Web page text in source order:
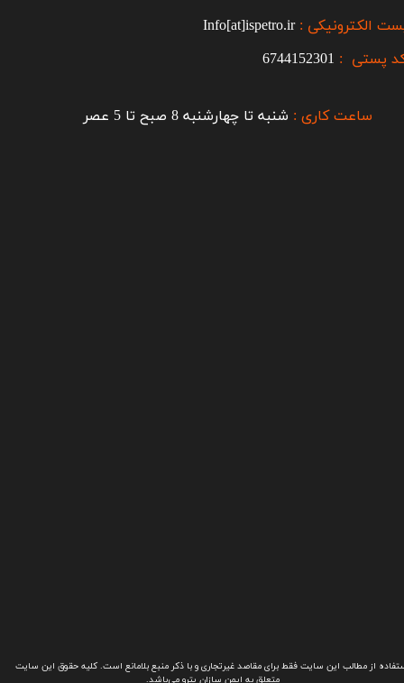
از مطالب این سایت فقط برای مقاصد غیرتجاری و با ذکر منبع بلامانع است. کلیه حقوق این سایت
متعلق به ایمن سازان پترو می‌باشد.
ساعت کاری : شنبه تا چهارشنبه 8 صبح تا 5 عصر
الکترونیکی :Info[at]ispetro.ir
پستی : 6744152301